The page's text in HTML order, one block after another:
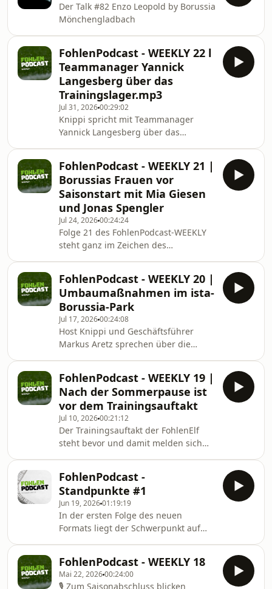
Der Talk #82 Enzo Leopold by Borussia
Mönchengladbach
FohlenPodcast - WEEKLY 22 l
Teammanager Yannick
Langesberg über das
Trainingslager.mp3
Jul 31, 202600:29:02
Knippi spricht mit Teammanager
Yannick Langesberg über das
Herausforderungen in der Planung
bestehen, was im Koffer auf keinen
Fall fehlen darf und wie man mit
schnarchenden Spielern umgeht.
Außerdem gibt es natürlich auch in
diesem FohlenPodcast WEEKLY ein
Serviceupdate über Termine, die
Jugend- und Frauenabteilung und
mehr von Joel Horz. Viel Spa
FohlenPodcast - WEEKLY 21 |
Borussias Frauen vor
Saisonstart mit Mia Giesen
und Jonas Spengler
Jul 24, 202600:24:24
Folge 21 des FohlenPodcast-WEEKLY
steht ganz im Zeichen des
Spengler und U17-Europameisterin
Mia Giesen spricht Host Joel Horz
über den Umbruch im Kader, das
Trainingslager im ista-Borussia-Park,
den Pflichtspielauftakt und Mias
besonderem Erfolg bei der U17-EM.
Viel Spaß beim Hören! 💚
FohlenPodcast - WEEKLY 20 |
Umbaumaßnahmen im ista-
Borussia-Park
Jul 17, 202600:24:08
Host Knippi und Geschäftsführer
Markus Aretz sprechen über die
Hintergründe. 🏟️ Währenddessen
berichtet Host Joel Horz über die
weiteren FohlenTeams und bringt
Einblicke aus dem U19-Trainingslager
aus Willingen mit. 🐎
FohlenPodcast - WEEKLY 19 |
Nach der Sommerpause ist
vor dem Trainingsauftakt
Jul 10, 202600:21:12
Der Trainingsauftakt der FohlenElf
steht bevor und damit melden sich
nach der Pause bringen wir euch auf
den neuesten Stand: Was hat sich
rund um Borussia getan? Wie sieht
der weitere Sommerfahrplan aus?
Und was gibt es Neues bei unseren
FohlenTeams?
FohlenPodcast -
Standpunkte #1
Jun 19, 202601:19:19
In der ersten Folge des neuen
Formats liegt der Schwerpunkt auf
Kaderplanung. Darüber hinaus
werden Borussias wirtschaftliche
FohlenPodcast - WEEKLY 18
Mai 22, 202600:24:00
🎙️ Zum Saisonabschluss blicken